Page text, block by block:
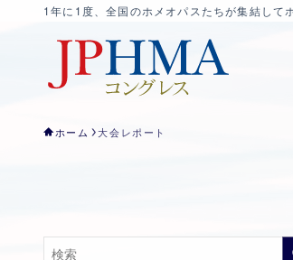
1年に1度、全国のホメオパスたちが集結して
ホーム 大会レポート